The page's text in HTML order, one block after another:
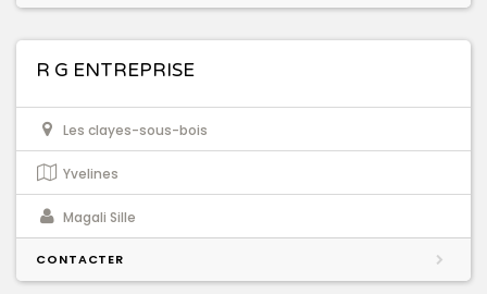
R G ENTREPRISE
Les clayes-sous-bois
Yvelines
Magali Sille
CONTACTER